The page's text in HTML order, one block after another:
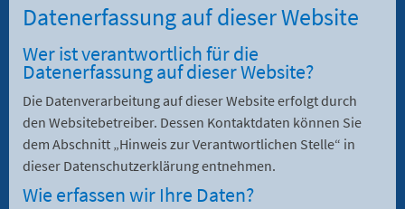
Datenerfassung auf dieser Website
Wer ist verantwortlich für die
Datenerfassung auf dieser Website?
Die Datenverarbeitung auf dieser Website erfolgt durch
den Websitebetreiber. Dessen Kontaktdaten können Sie
dem Abschnitt „Hinweis zur Verantwortlichen Stelle“ in
dieser Datenschutzerklärung entnehmen.
Wie erfassen wir Ihre Daten?